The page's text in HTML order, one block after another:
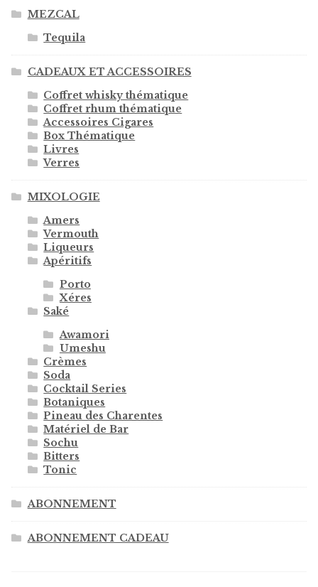
MEZCAL
Tequila
CADEAUX ET ACCESSOIRES
Coffret whisky thématique
Coffret rhum thématique
Accessoires Cigares
Box Thématique
Livres
Verres
MIXOLOGIE
Amers
Vermouth
Liqueurs
Apéritifs
Porto
Xéres
Saké
Awamori
Umeshu
Crèmes
Soda
Cocktail Series
Botaniques
Pineau des Charentes
Matériel de Bar
Sochu
Bitters
Tonic
ABONNEMENT
ABONNEMENT CADEAU